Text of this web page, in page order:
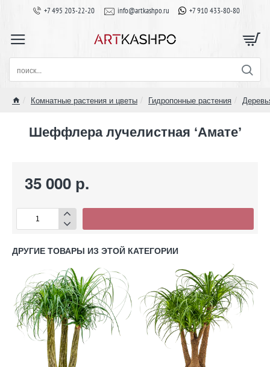
+7 495 203-22-20 info@artkashpo.ru +7 910 433-80-80
поиск...
Комнатные растения и цветы Гидропонные растения
Шеффлера лучелистная ‘Амате’
35 000 р.
ДРУГИЕ ТОВАРЫ ИЗ ЭТОЙ КАТЕГОРИИ